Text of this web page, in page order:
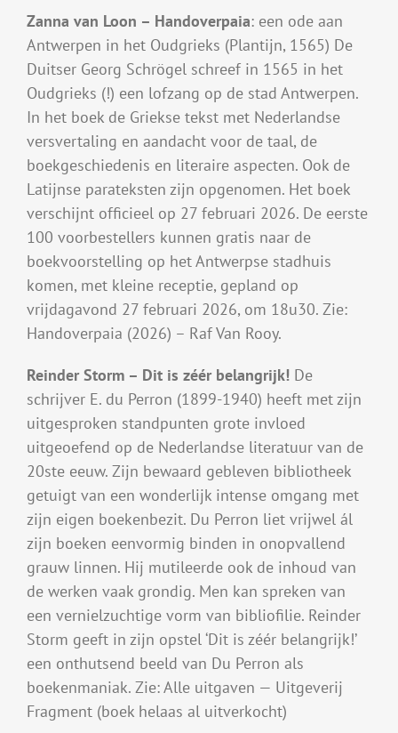
Zanna van Loon – Handoverpaia: een ode aan
Antwerpen in het Oudgrieks (Plantijn, 1565) De
Duitser Georg Schrögel schreef in 1565 in het
Oudgrieks (!) een lofzang op de stad Antwerpen.
In het boek de Griekse tekst met Nederlandse
versvertaling en aandacht voor de taal, de
boekgeschiedenis en literaire aspecten. Ook de
Latijnse parateksten zijn opgenomen. Het boek
verschijnt officieel op 27 februari 2026. De eerste
100 voorbestellers kunnen gratis naar de
boekvoorstelling op het Antwerpse stadhuis
komen, met kleine receptie, gepland op
vrijdagavond 27 februari 2026, om 18u30. Zie:
Handoverpaia (2026) – Raf Van Rooy.
Reinder Storm – Dit is zéér belangrijk!De
schrijver E. du Perron (1899-1940) heeft met zijn
uitgesproken standpunten grote invloed
uitgeoefend op de Nederlandse literatuur van de
20ste eeuw. Zijn bewaard gebleven bibliotheek
getuigt van een wonderlijk intense omgang met
zijn eigen boekenbezit. Du Perron liet vrijwel ál
zijn boeken eenvormig binden in onopvallend
grauw linnen. Hij mutileerde ook de inhoud van
de werken vaak grondig. Men kan spreken van
een vernielzuchtige vorm van bibliofilie. Reinder
Storm geeft in zijn opstel ‘Dit is zéér belangrijk!’
een onthutsend beeld van Du Perron als
boekenmaniak. Zie: Alle uitgaven — Uitgeverij
Fragment (boek helaas al uitverkocht)